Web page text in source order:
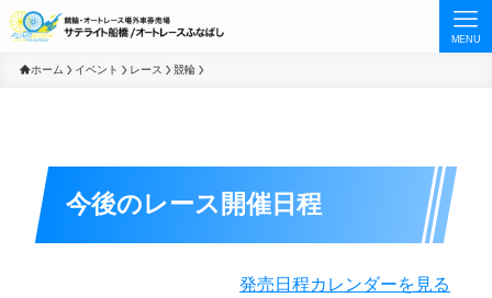
MENU
ホーム イベント レース 競輪
今後のレース開催日程
発売日程カレンダーを見る